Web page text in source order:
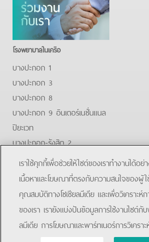
โรงพยาบาลในเครือ
บางปะกอก 1
บางปะกอก 3
บางปะกอก 8
บางปะกอก 9 อินเตอร์เนชั่นแนล
ปิยะเวท
บางปะกอก-รังสิต 2
บางปะกอกสมุทรปราการ
FacebookYoutubeLine
โรงพยาบาลบางปะกอก 9 อินเตอร์เนชั่นแนล
เราใช้คุกกี้เพื่อช่วยให้ไซต์ของเราทำงานได้อ
เนื้อหาและโฆษณาที่ตรงกับความสนใจของผู้ใ
คุณสมบัติทางโซเชียลมีเดีย และเพื่อวิเคราะห์
ของเรา เรายังแบ่งปันข้อมูลการใช้งานไซต์กับ
ลมีเดีย การโฆษณาและพาร์ทเนอร์การวิเครา